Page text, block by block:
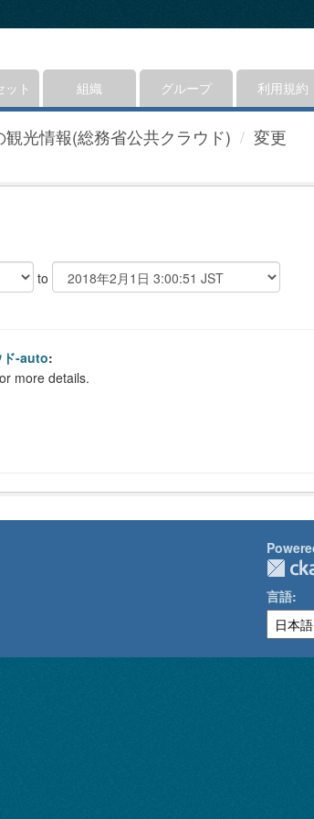
ット 組織 グループ 利用規約
観光情報(総務省公共クラウド)
変更
to
ド-auto:
more details.
言語